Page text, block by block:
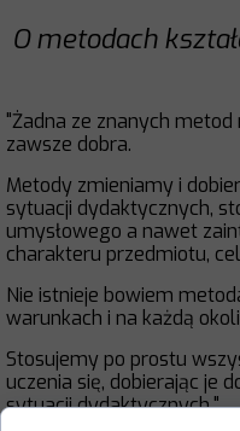
O metodach
"Żadna ze znanych metod
zawsze dobra.
Metody zmieniamy i
sytuacji dydaktycznych,
umysłowego a nawet
charakteru przedmiotu,
Nie istnieje bowiem
warunkach i na każdą
Stosujemy po prostu
uczenia się, dobierając je
sytuacji dydaktycznych."